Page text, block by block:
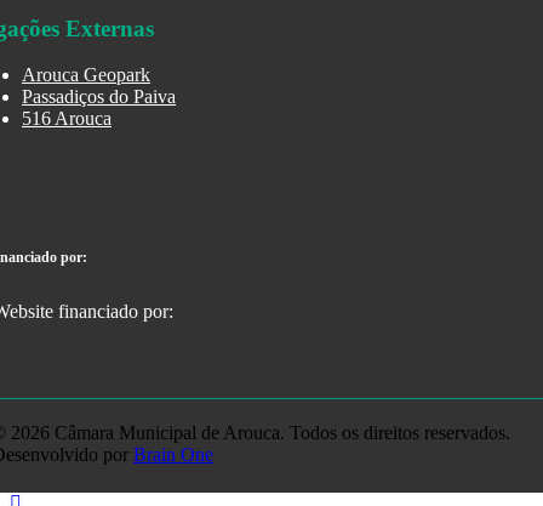
Externas
Arouca Geopark
Passadiços do Paiva
516 Arouca
por:
2026 Câmara Municipal de Arouca. Todos os direitos reservados.
por Brain One